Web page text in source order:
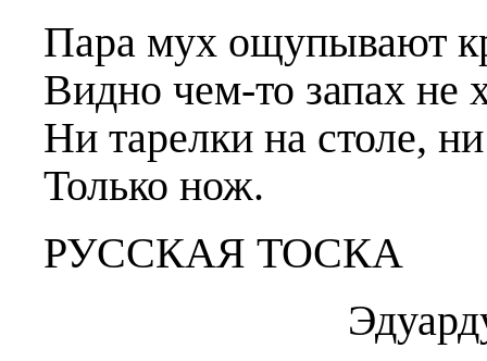
Пара мух ощупывают
Видно чем-то запах не
Ни тарелки на столе,
Только нож.
РУССКАЯ ТОСКА
Эдуарду